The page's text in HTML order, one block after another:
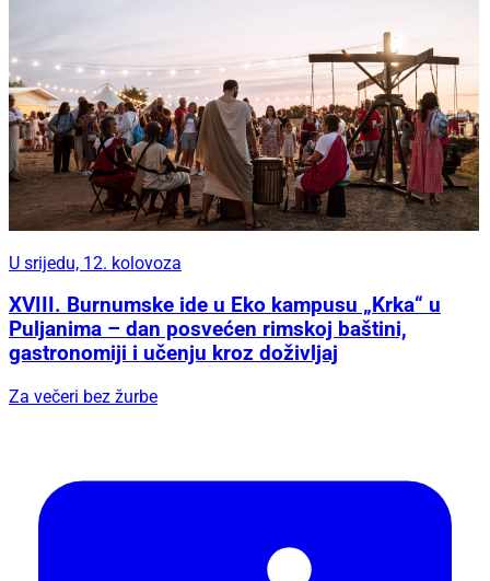
U srijedu, 12. kolovoza
XVIII. Burnumske ide u Eko kampusu „Krka“ u
Puljanima – dan posvećen rimskoj baštini,
gastronomiji i učenju kroz doživljaj
Za večeri bez žurbe